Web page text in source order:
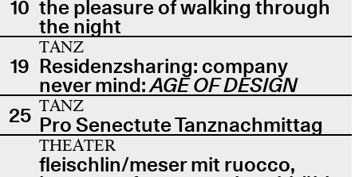
10 the pleasure of walking through
the night
19
TANZ
Residenzsharing: company
never mind:AGE OF DESIGN
25 TANZ
Pro Senectute Tanznachmittag
THEATER
fleischlin/meser mit ruocco,